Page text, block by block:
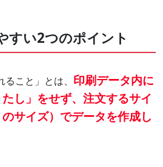
すい2つのポイント
こと」とは、 印刷データ内に
し」をせず、注文するサイ
サイズ）でデータを作成し